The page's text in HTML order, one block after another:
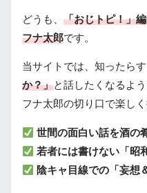
どうも、 「おじトピ！」
フナ太郎です。
当サイトでは、知ったら
か？」と話したくなるよ
フナ太郎の切り口で楽しく
世間の面白い話を酒の
若者には書けない「昭
陰キャ目線での「妄想